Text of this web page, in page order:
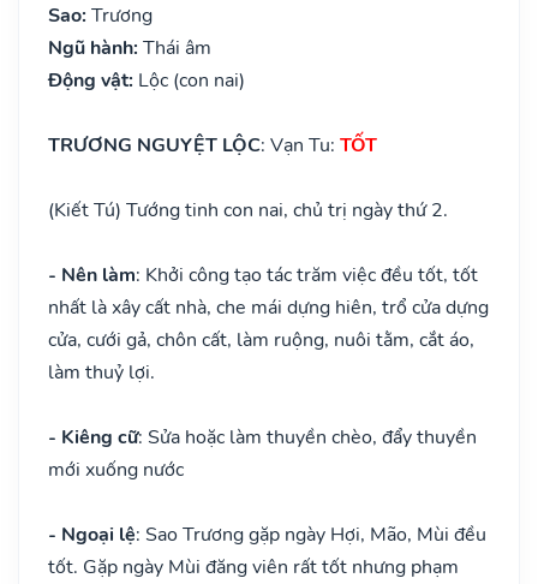
Sao: Trương
Ngũ hành: Thái âm
Động vật: Lộc (con nai)
TRƯƠNG NGUYỆT LỘC: Vạn Tu: TỐT
(Kiết Tú) Tướng tinh con nai, chủ trị ngày thứ 2.
- Nên làm: Khởi công tạo tác trăm việc đều tốt, tốt
nhất là xây cất nhà, che mái dựng hiên, trổ cửa dựng
cửa, cưới gả, chôn cất, làm ruộng, nuôi tằm, cắt áo,
làm thuỷ lợi.
- Kiêng cữ: Sửa hoặc làm thuyền chèo, đẩy thuyền
mới xuống nước
- Ngoại lệ: Sao Trương gặp ngày Hợi, Mão, Mùi đều
tốt. Gặp ngày Mùi đăng viên rất tốt nhưng phạm